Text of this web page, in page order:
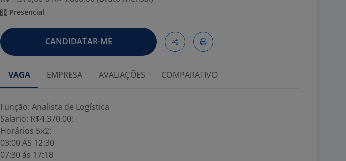
Presencial
CANDIDATAR-ME
VAGA EMPRESA AVALIAÇÕES COMPARATIVO
Função: Analista de Logística
Salario: R$4.370,00;
Horários 5x2:
03:00 ÁS 12:30
07:30 ás 17:18